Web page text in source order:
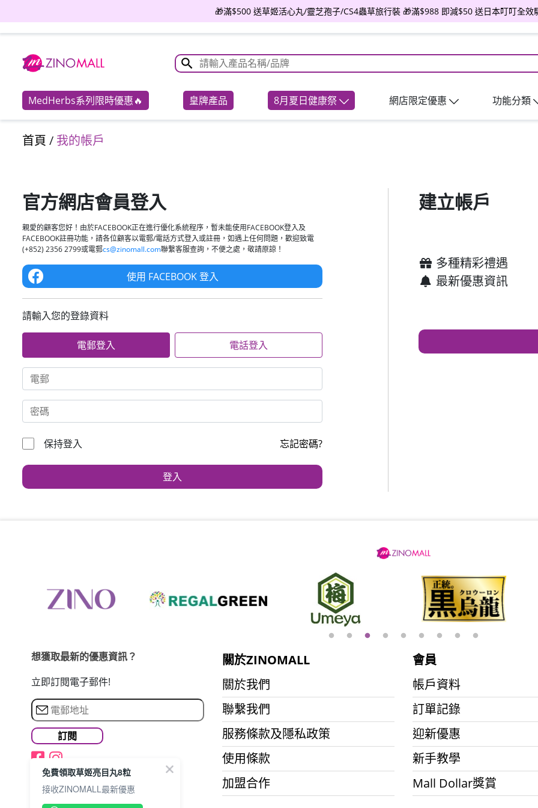
🎁滿$500 送草姬活心丸/靈芝孢子/CS4蟲草旅行裝 🎁滿$988 即減$50 送日本叮叮全效
MedHerbs系列限時優惠🔥 皇牌產品 8月夏日健康祭 網店限定優惠 功能分類
首頁 / 我的帳戶
官方網店會員登入
請輸入您的登錄資料
電郵登入 電話登入
親愛的顧客您好！由於FACEBOOK正在進行優化系統程序，暫未能使用FACEBOOK登入及
FACEBOOK註冊功能，請各位顧客以電郵/電話方式登入或註冊，如遇上任何問題，歡迎致電
(+852) 2356 2799或電郵cs@zinomall.com聯繫客服查詢，不便之處，敬請原諒！
保持登入
登入
忘記密碼?
建立帳戶
多種精彩禮遇
最新優惠資訊
想獲取最新的優惠資訊？
立即訂閱電子郵件!
關於ZINOMALL
關於我們
聯繫我們
服務條款及隱私政策
使用條款
加盟合作
會員
帳戶資料
訂單記錄
迎新優惠
新手教學
Mall Dollar獎賞
免費領取草姬亮目丸8粒
接收ZINOMALL最新優惠